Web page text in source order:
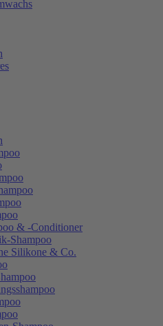
& -Conditioner
Shampoo
Silikone & Co.